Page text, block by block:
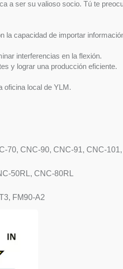
a ser su valioso socio. Tú te
la capacidad de importar
interferencias en la flexión.
y lograr una producción eficiente.
oficina local de YLM.
70, CNC-90, CNC-91, CNC-
50RL, CNC-80RL
FM90-A2